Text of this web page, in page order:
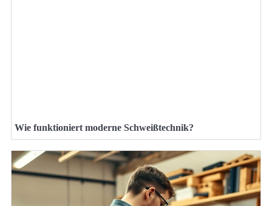
Wie funktioniert moderne Schweißtechnik?